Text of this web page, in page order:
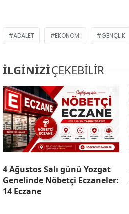
ADALET EKONOMI GENÇLIK
İLGİNİZİÇEKEBİLİR
4 Ağustos Salı günü Yozgat
Genelinde Nöbetçi Eczaneler:
14 Eczane